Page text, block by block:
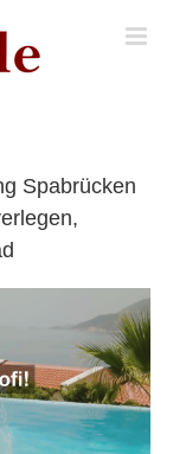
Spabrücken